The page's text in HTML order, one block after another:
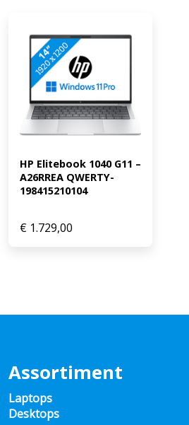
HP Elitebook 1040 G11 –
A26RREA QWERTY-
198415210104
€ 1.729,00
Assortiment
Laptops
Desktops